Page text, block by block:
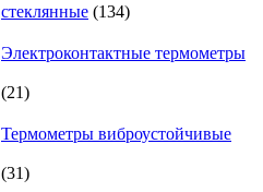
стеклянные 134134
Электроконтактные термометры
2121
Термометры виброустойчивые
3131